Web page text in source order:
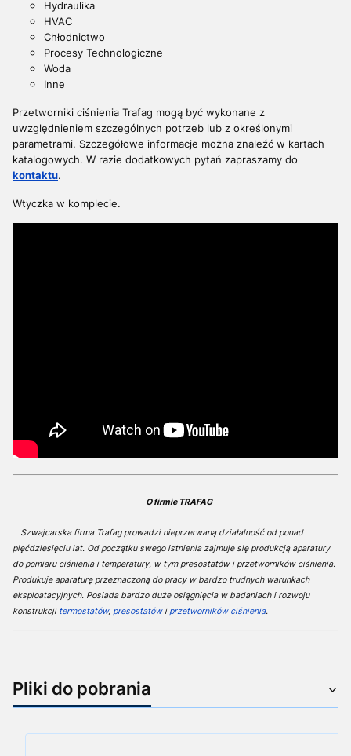
Hydraulika
HVAC
Chłodnictwo
Procesy Technologiczne
Woda
Inne
Przetworniki ciśnienia Trafag mogą być wykonane z
uwzględnieniem szczególnych potrzeb lub z określonymi
parametrami. Szczegółowe informacje można znaleźć w kartach
katalogowych. W razie dodatkowych pytań zapraszamy do
kontaktu.
Wtyczka w komplecie.
O firmie TRAFAG
Szwajcarska firma Trafag prowadzi nieprzerwaną działalność od ponad
pięćdziesięciu lat. Od początku swego istnienia zajmuje się produkcją aparatury
do pomiaru ciśnienia i temperatury, w tym presostatów i przetworników ciśnienia.
Produkuje aparaturę przeznaczoną do pracy w bardzo trudnych warunkach
eksploatacyjnych. Posiada bardzo duże osiągnięcia w badaniach i rozwoju
konstrukcji termostatów, presostatówi przetworników ciśnienia.
Pliki do pobrania